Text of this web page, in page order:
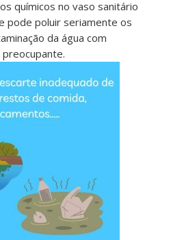
químicos no vaso sanitário
pode poluir seriamente os
da água com